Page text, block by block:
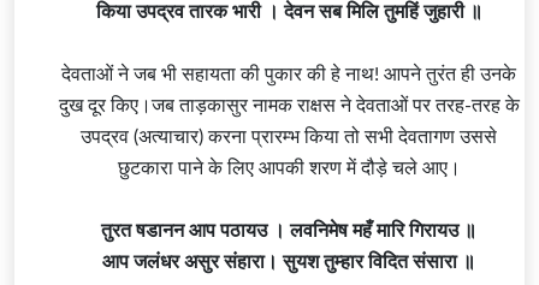
किया उपद्रव तारक भारी । देवन सब मिलि तुमहिं जुहारी ॥
देवताओं ने जब भी सहायता की पुकार की हे नाथ! आपने तुरंत ही उनके
दुख दूर किए।जब ताड़कासुर नामक राक्षस ने देवताओं पर तरह-तरह के
उपद्रव (अत्याचार) करना प्रारम्भ किया तो सभी देवतागण उससे
छुटकारा पाने के लिए आपकी शरण में दौड़े चले आए।
तुरत षडानन आप पठायउ । लवनिमेष महँ मारि गिरायउ ॥
आप जलंधर असुर संहारा। सुयश तुम्हार विदित संसारा ॥